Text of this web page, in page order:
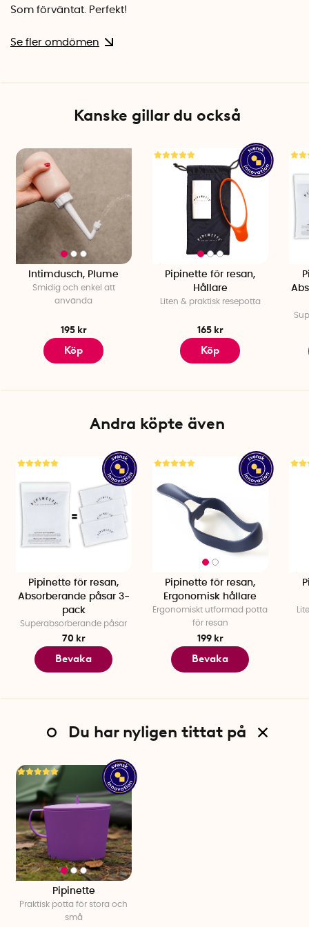
Som förväntat. Perfekt!
Se fler omdömen
Kanske gillar du också
Intimdusch, Plume
Smidig och enkel att
använda
195 kr
Köp
Pipinette för resan,
Hållare
Liten & praktisk resepotta
165 kr
Köp
Andra köpte även
Pipinette för resan,
Absorberande påsar 3-
pack
Superabsorberande påsar
70 kr
Bevaka
Pipinette för resan,
Ergonomisk hållare
Ergonomiskt utformad potta
för resan
199 kr
Bevaka
Du har nyligen tittat på
Pipinette
Praktisk potta för stora och
små